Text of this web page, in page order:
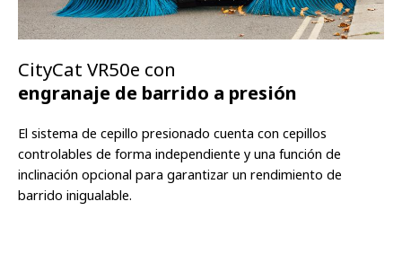
CityCat VR50e con
engranaje de barrido a presión
El sistema de cepillo presionado cuenta con cepillos
controlables de forma independiente y una función de
inclinación opcional para garantizar un rendimiento de
barrido inigualable.